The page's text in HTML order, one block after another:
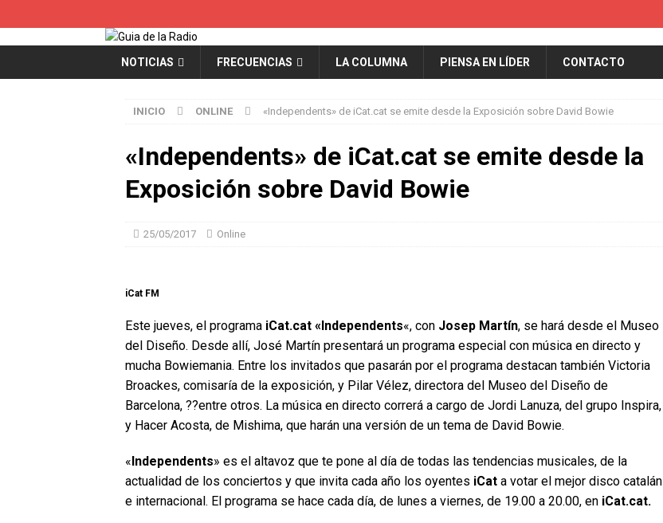
NOTICIAS FRECUENCIAS LA COLUMNA PIENSA EN LÍDER CONTACTO
INICIO ONLINE «Independents» de iCat.cat se emite desde la Exposición sobre David Bowie
«Independents» de iCat.cat se emite desde la
Exposición sobre David Bowie
25/05/2017 Online
iCat FM
Este jueves, el programa iCat.cat «Independents«, con Josep Martín, se hará desde el Museo
del Diseño. Desde allí, José Martín presentará un programa especial con música en directo y
mucha Bowiemania. Entre los invitados que pasarán por el programa destacan también Victoria
Broackes, comisaría de la exposición, y Pilar Vélez, directora del Museo del Diseño de
Barcelona, ??entre otros. La música en directo correrá a cargo de Jordi Lanuza, del grupo Inspira,
y Hacer Acosta, de Mishima, que harán una versión de un tema de David Bowie.
«Independents» es el altavoz que te pone al día de todas las tendencias musicales, de la
actualidad de los conciertos y que invita cada año los oyentes iCat a votar el mejor disco catalán
e internacional. El programa se hace cada día, de lunes a viernes, de 19.00 a 20.00, en iCat.cat.